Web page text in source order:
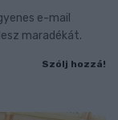
e-mail
maradékát.
Szólj hozzá!